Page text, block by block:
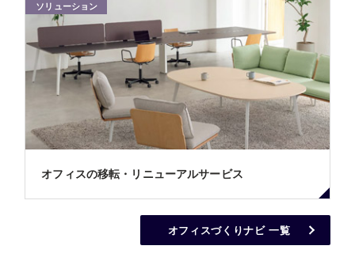
ソリューション
オフィスの移転・リニューアルサービス
オフィスづくりナビ 一覧